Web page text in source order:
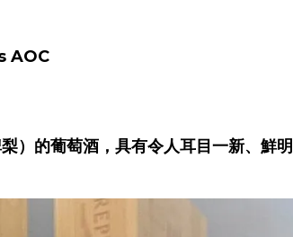
AOC
）的葡萄酒，具有令人耳目一新、 鮮明